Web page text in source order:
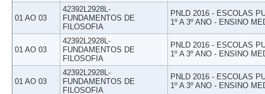
01 AO 03
42392L2928L-
FUNDAMENTOS DE
FILOSOFIA
PNLD 2016 - ESCOLAS
1º A 3º ANO - ENSINO
01 AO 03
42392L2928L-
FUNDAMENTOS DE
FILOSOFIA
PNLD 2016 - ESCOLAS
1º A 3º ANO - ENSINO
01 AO 03
42392L2928L-
FUNDAMENTOS DE
FILOSOFIA
PNLD 2016 - ESCOLAS
1º A 3º ANO - ENSINO